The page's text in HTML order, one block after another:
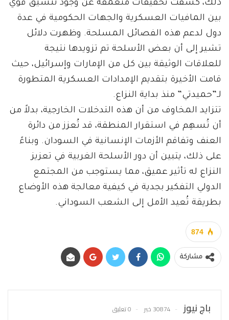
ذلك، كشفت تحقيقات متعمقة عن وجود تنسيق قوي
بين المافيات العسكرية والجهات الحكومية في عدة
دول لدعم هذه الفصائل المسلحة. وظهرت دلائل
تشير إلى أن بعض الأسلحة تم تزويدها نتيجة
للعلاقات الوثيقة بين كل من الإمارات وإسرائيل، حيث
قامت الأخيرة بتقديم الإمدادات العسكرية المتطورة
لـ”حميدتي” منذ بداية النزاع.
تتزايد المخاوف من أن هذه التدخلات الخارجية، بدلاً من
أن تُسهِم في استقرار المنطقة، قد تُعزز من دائرة
العنف وتفاقم الأزمات الإنسانية في السودان. وبناءً
على ذلك، يتبين أن دور الأسلحة الغربية في تعزيز
النزاع له تأثير عميق، مما يستوجب من المجتمع
الدولي التفكير بجدية في كيفية معالجة هذه الأوضاع
بطريقة تُعيد الأمل إلى الشعب السوداني.
874
مشاركة
باج نيوز 30874 خبر 0 تعليق